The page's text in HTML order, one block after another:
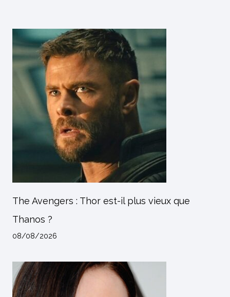
The Avengers : Thor est-il plus vieux que
Thanos ?
08/08/2026